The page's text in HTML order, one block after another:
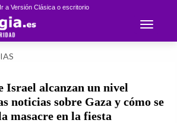
Ir a Versión Clásica o escritorio
Toggle
Israel alcanzan un nivel
noticias sobre Gaza y cómo se
masacre en la fiesta